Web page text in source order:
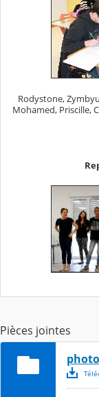
Rodystone,
Mohamed, Priscille,
Pièces jointes